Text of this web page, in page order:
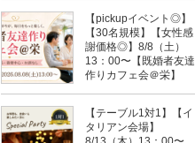
【pickupイベント◎】
【30名規模】【女性感
謝価格◎】8/8（土）
13：00〜【既婚者友達
作りカフェ会＠栄】
【テーブル1対1】【イ
タリアン会場】